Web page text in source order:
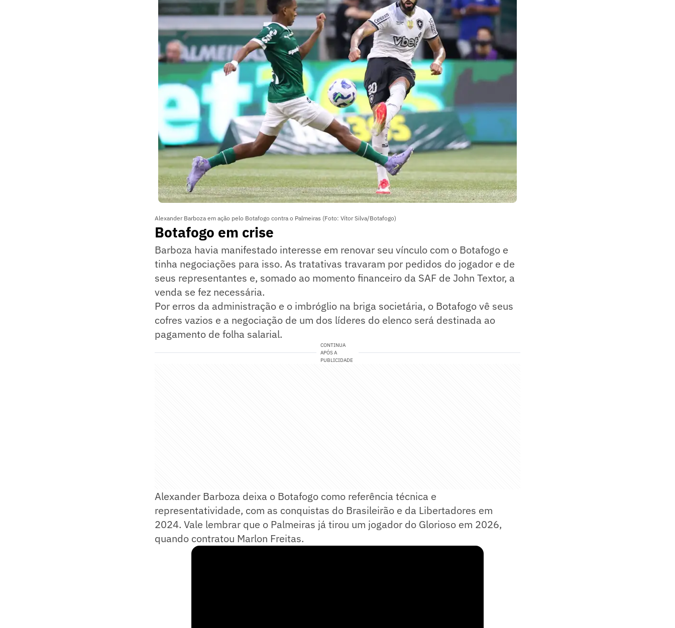
Alexander Barboza em ação pelo Botafogo contra o Palmeiras (Foto: Vítor Silva/Botafogo)
Botafogo em crise
Barboza havia manifestado interesse em renovar seu vínculo com o Botafogo e
tinha negociações para isso. As tratativas travaram por pedidos do jogador e de
seus representantes e, somado ao momento financeiro da SAF de John Textor, a
venda se fez necessária.
Por erros da administração e o imbróglio na briga societária, o Botafogo vê seus
cofres vazios e a negociação de um dos líderes do elenco será destinada ao
pagamento de folha salarial.
CONTINUA
APÓS A
PUBLICIDADE
Alexander Barboza deixa o Botafogo como referência técnica e
representatividade, com as conquistas do Brasileirão e da Libertadores em
2024. Vale lembrar que o Palmeiras já tirou um jogador do Glorioso em 2026,
quando contratou Marlon Freitas.